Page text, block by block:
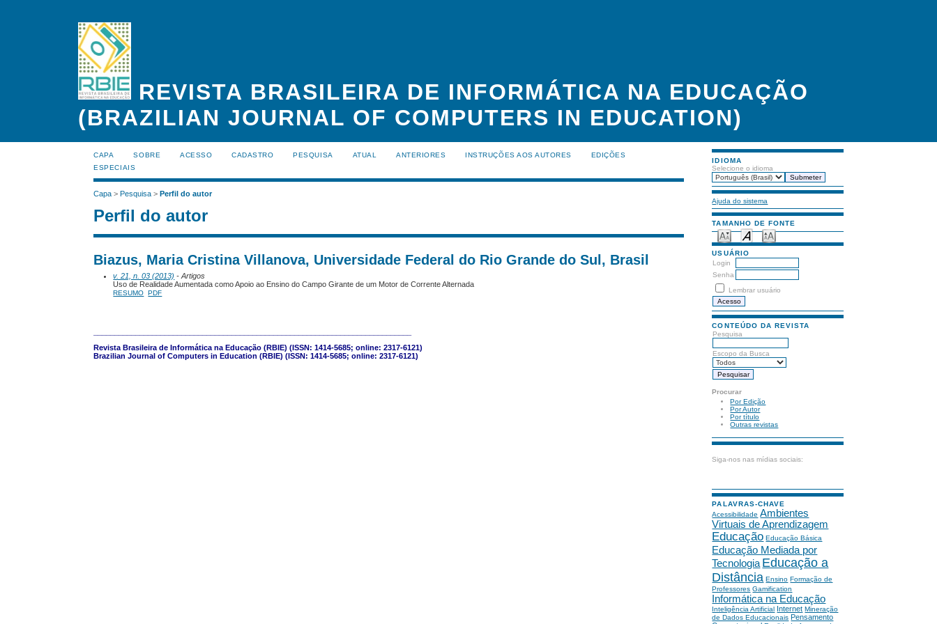
REVISTA BRASILEIRA DE INFORMÁTICA NA EDUCAÇÃO
(BRAZILIAN JOURNAL OF COMPUTERS IN EDUCATION)
IDIOMA
Selecione o idioma
Ajuda do sistema
TAMANHO DE FONTE
USUÁRIO
Login
Senha
Lembrar usuário
CONTEÚDO DA REVISTA
Pesquisa
Escopo da Busca
Procurar
Por Edição
Por Autor
Por título
Outras revistas
Siga-nos nas mídias sociais:
PALAVRAS-CHAVE
Acessibilidade Ambientes
Virtuais de Aprendizagem
Educação Educação Básica
Educação Mediada por
Tecnologia Educação a
Distância Ensino Formação de
Professores Gamification
Informática na Educação
Inteligência Artificial Internet Mineração
de Dados Educacionais Pensamento
CAPA SOBRE ACESSO CADASTRO PESQUISA ATUAL ANTERIORES INSTRUÇÕES AOS AUTORES
EDIÇÕES
ESPECIAIS
Capa >Pesquisa >Perfil do autor
Perfil do autor
Biazus, Maria Cristina Villanova, Universidade Federal do Rio Grande do Sul, Brasil
v. 21, n. 03 (2013) - Artigos
Uso de Realidade Aumentada como Apoio ao Ensino do Campo Girante de um Motor de Corrente Alternada
RESUMO PDF
Revista Brasileira de Informática na Educação (RBIE) (ISSN: 1414-5685; online: 2317-6121)
Brazilian Journal of Computers in Education (RBIE) (ISSN: 1414-5685; online: 2317-6121)